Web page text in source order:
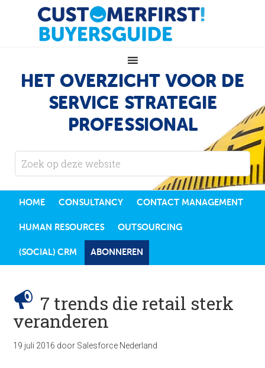
HET OVERZICHT VOOR DE
SERVICE STRATEGIE
PROFESSIONAL
HOME CONSULTANCY CONTACT MANAGEMENT
HUMAN RESOURCES OUTSOURCING
(SOCIAL) CRM ABONNEREN
7 trends die retail sterk
veranderen
19 juli 2016 door Salesforce Nederland